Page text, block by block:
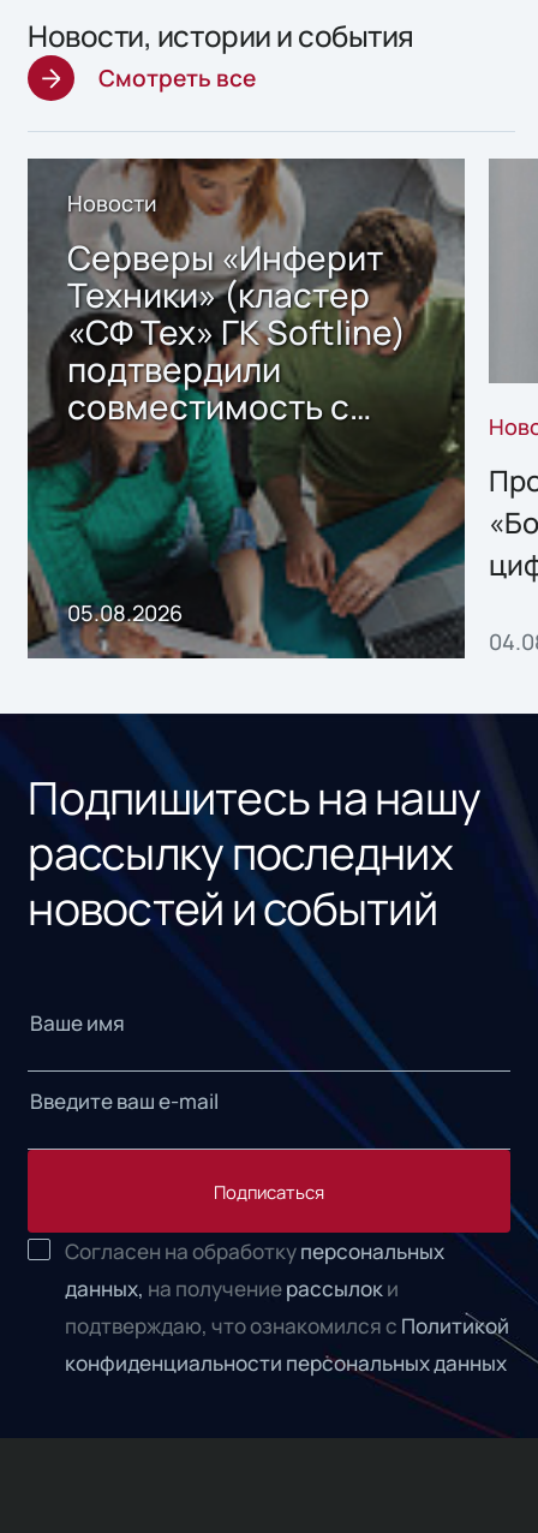
Новости, истории и события
Смотреть все
Новости
Серверы «Инферит
Техники» (кластер
«СФ Тех» ГК Softline)
подтвердили
совместимость с
решением Sharx
Storage 2.x для
хранения данных
05.08.2026
Подпишитесь на нашу
рассылку последних
новостей и событий
Подписаться
Согласен на обработкуперсональных
данных, на получениерассылоки
подтверждаю, что ознакомился с Политикой
конфиденциальности персональных данных